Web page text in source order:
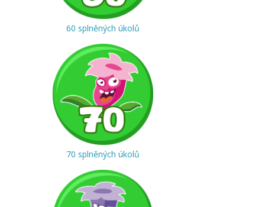
60 splněných úkolů
70 splněných úkolů